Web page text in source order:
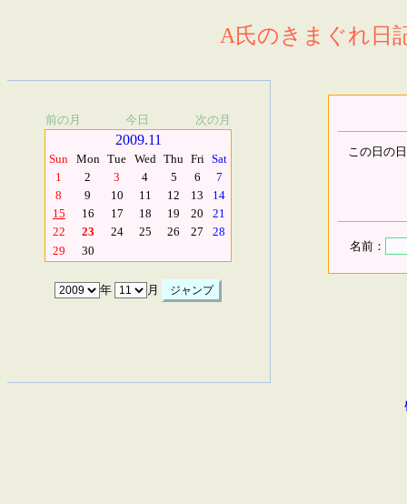
A氏のきまぐれ日
前の月 今日 次の月
2009.11
Sun Mon Tue Wed Thu Fri Sat
1
2 3 4 5 6
7
8
9 10 11 12 13
14
15
16 17 18 19 20
21
22
23 24 25 26 27
28
29
30
年 月
この日の
名前：